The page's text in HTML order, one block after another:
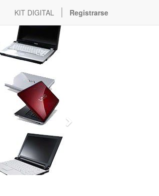
KIT DIGITAL Registrarse